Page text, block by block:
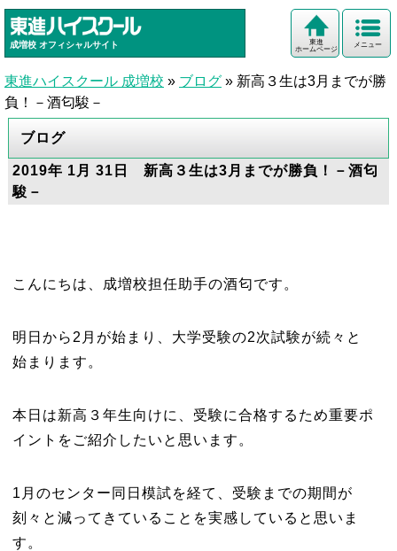
成増校 オフィシャルサイト メニュー
東進
ホームページ
東進ハイスクール 成増校 » ブログ » 新高３生は3月までが勝
負！－酒匂駿－
ブログ
2019年 1月 31日 新高３生は3月までが勝負！－酒匂
駿－
こんにちは、成増校担任助手の酒匂です。
明日から2月が始まり、大学受験の2次試験が続々と
始まります。
本日は新高３年生向けに、受験に合格するため重要ポ
イントをご紹介したいと思います。
1月のセンター同日模試を経て、受験までの期間が
刻々と減ってきていることを実感していると思いま
す。